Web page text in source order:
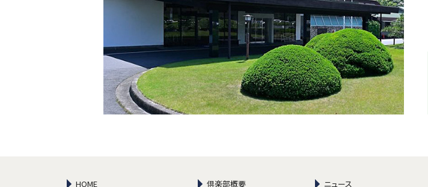
HOME 倶楽部概要 ニュース